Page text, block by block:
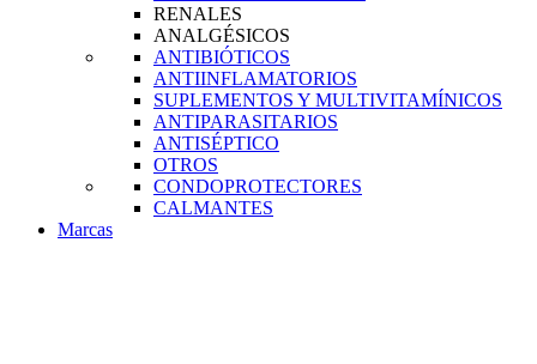
RENALES
ANALGÉSICOS
ANTIBIÓTICOS
ANTIINFLAMATORIOS
SUPLEMENTOS Y MULTIVITAMÍNICOS
ANTIPARASITARIOS
ANTISÉPTICO
OTROS
CONDOPROTECTORES
CALMANTES
Marcas